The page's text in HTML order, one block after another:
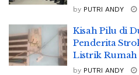
by PUTRI ANDY
Kisah Pilu di
Penderita
Listrik Rumah
by PUTRI ANDY